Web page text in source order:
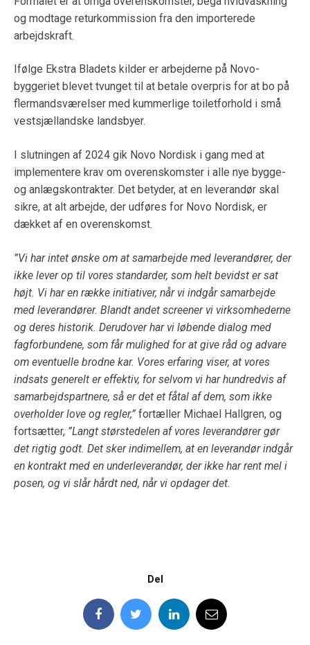
og modtage returkommission fra den importerede
arbejdskraft.
Ifølge Ekstra Bladets kilder er arbejderne på Novo-
byggeriet blevet tvunget til at betale overpris for at bo på
flermandsværelser med kummerlige toiletforhold i små
vestsjællandske landsbyer.
I slutningen af 2024 gik Novo Nordisk i gang med at
implementere krav om overenskomster i alle nye bygge-
og anlægskontrakter. Det betyder, at en leverandør skal
sikre, at alt arbejde, der udføres for Novo Nordisk, er
dækket af en overenskomst.
”Vi har intet ønske om at samarbejde med leverandører, der
ikke lever op til vores standarder, som helt bevidst er sat
højt. Vi har en række initiativer, når vi indgår samarbejde
med leverandører. Blandt andet screener vi virksomhederne
og deres historik. Derudover har vi løbende dialog med
fagforbundene, som får mulighed for at give råd og advare
om eventuelle brodne kar. Vores erfaring viser, at vores
indsats generelt er effektiv, for selvom vi har hundredvis af
samarbejdspartnere, så er det et fåtal af dem, som ikke
overholder love og regler,” fortæller Michael Hallgren, og
fortsætter, ”Langt størstedelen af vores leverandører gør
det rigtig godt. Det sker indimellem, at en leverandør indgår
en kontrakt med en underleverandør, der ikke har rent mel i
posen, og vi slår hårdt ned, når vi opdager det.
Del